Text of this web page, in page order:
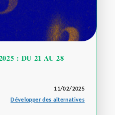
: DU 21 AU 28
11/02/2025
Développer des alternatives